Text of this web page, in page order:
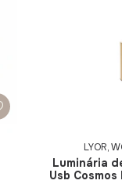
LYOR,
Luminária
Usb